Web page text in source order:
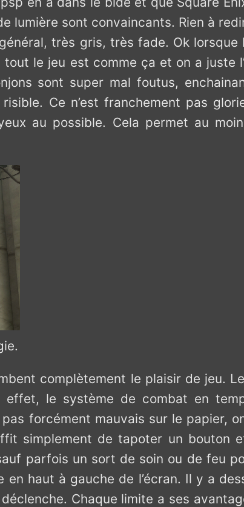
lumière sont convaincants. Rien à
très gris, très fade. Ok lorsque
le jeu est comme ça et on a juste
sont super mal foutus,
Ce n’est franchement pas
au possible. Cela permet au
complètement le plaisir de jeu.
effet, le système de combat en
forcément mauvais sur le papier,
simplement de tapoter un bouton
parfois un sort de soin ou de feu
haut à gauche de l’écran. Il y a
Chaque limite a ses